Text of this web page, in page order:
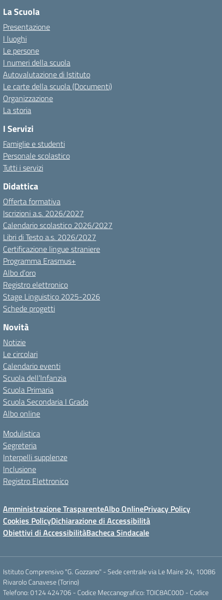
La Scuola
Presentazione
I luoghi
Le persone
I numeri della scuola
Autovalutazione di Istituto
Le carte della scuola (Documenti)
Organizzazione
La storia
I Servizi
Famiglie e studenti
Personale scolastico
Tutti i servizi
Didattica
Offerta formativa
Iscrizioni a.s. 2026/2027
Calendario scolastico 2026/2027
Libri di Testo a.s. 2026/2027
Certificazione lingue straniere
Programma Erasmus+
Albo d’oro
Registro elettronico
Stage Linguistico 2025-2026
Schede progetti
Novità
Notizie
Le circolari
Calendario eventi
Scuola dell’Infanzia
Scuola Primaria
Scuola Secondaria I Grado
Albo online
Modulistica
Segreteria
Interpelli supplenze
Inclusione
Registro Elettronico
Amministrazione TrasparenteAlbo OnlinePrivacy Policy
Cookies PolicyDichiarazione di Accessibilità
Obiettivi di AccessibilitàBacheca Sindacale
Istituto Comprensivo "G. Gozzano" - Sede centrale via Le Maire 24, 10086
Rivarolo Canavese (Torino)
Telefono: 0124 424706 - Codice Meccanografico: TOIC8AC00D - Codice